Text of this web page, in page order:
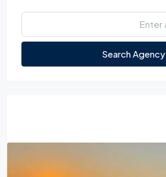
Search Agency